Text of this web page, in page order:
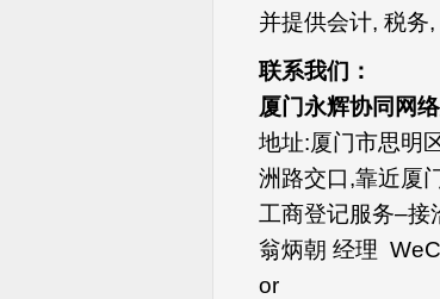
并提供会计, 税务,
联系我们：
厦门永辉协同网
地址:厦门市思明
洲路交口,靠近厦
工商登记服务–接
翁炳朝 经理
or